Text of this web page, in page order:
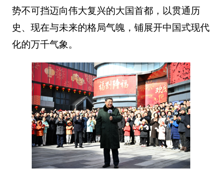
势不可挡迈向伟大复兴的大国首都，以贯通历
史、现在与未来的格局气魄，铺展开中国式现代
化的万千气象。